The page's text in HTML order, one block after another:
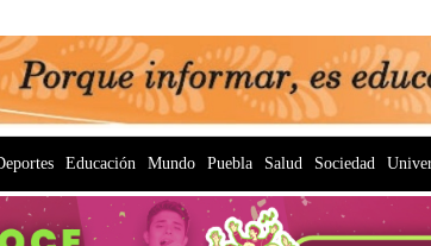
Educación Mundo Puebla Salud Sociedad